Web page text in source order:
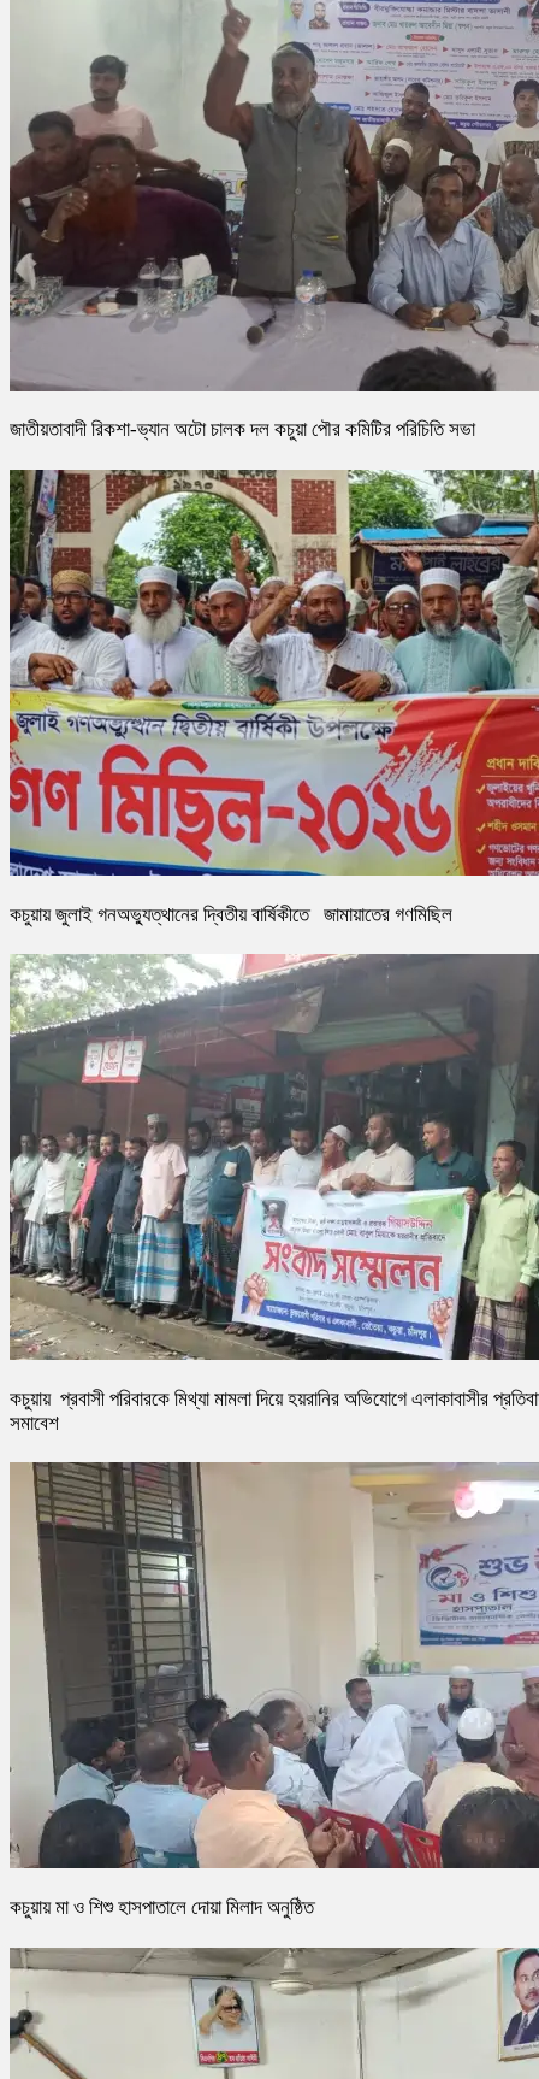
জাতীয়তাবাদী রিকশা-ভ্যান অটো চালক দল কচুয়া পৌর কমিটির পরিচিতি সভা
কচুয়ায় জুলাই গনঅভ্যুত্থানের দ্বিতীয় বার্ষিকীতে জামায়াতের গণমিছিল
কচুয়ায় প্রবাসী পরিবারকে মিথ্যা মামলা দিয়ে হয়রানির অভিযোগে এলাকাবাসীর
সমাবেশ
কচুয়ায় মা ও শিশু হাসপাতালে দোয়া মিলাদ অনুষ্ঠিত